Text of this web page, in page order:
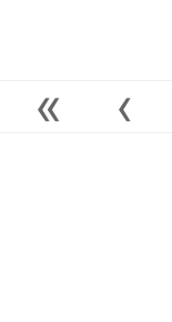
« ‹